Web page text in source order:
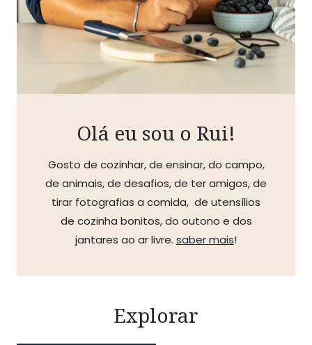
Olá eu sou o Rui!
Gosto de cozinhar, de ensinar, do campo,
de animais, de desafios, de ter amigos, de
tirar fotografias a comida, de utensílios
de cozinha bonitos, do outono e dos
jantares ao ar livre. saber mais!
Explorar